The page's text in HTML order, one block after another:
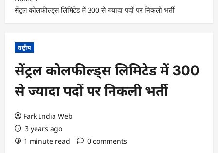
सेंट्रल कोलफील्ड्स लिमिटेड में 300 से ज्यादा पदों पर निकली भर्ती
राष्ट्रीय
सेंट्रल कोलफील्ड्स लिमिटेड में 300
से ज्यादा पदों पर निकली भर्ती
Fark India Web
3 years ago
1 minute read
0 comments